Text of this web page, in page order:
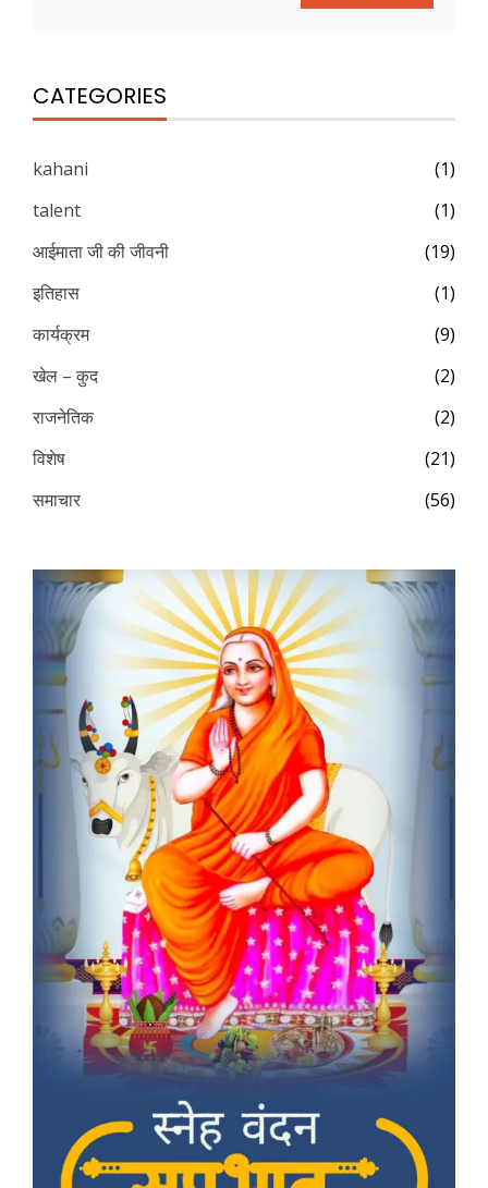
CATEGORIES
kahani
(1)
talent
(1)
आईमाता जी की जीवनी
(19)
इतिहास
(1)
कार्यक्रम
(9)
खेल – कुद
(2)
राजनेतिक
(2)
विशेष
(21)
समाचार
(56)